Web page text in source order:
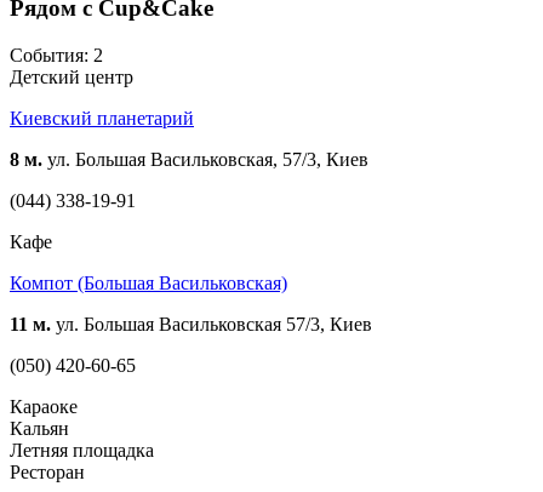
Рядом с Cup&Cake
События: 2
Детский центр
Киевский планетарий
8 м. ул. Большая Васильковская, 57/3, Киев
(044) 338-19-91
Кафе
Компот (Большая Васильковская)
11 м. ул. Большая Васильковская 57/3, Киев
(050) 420-60-65
Караоке
Кальян
Летняя площадка
Ресторан